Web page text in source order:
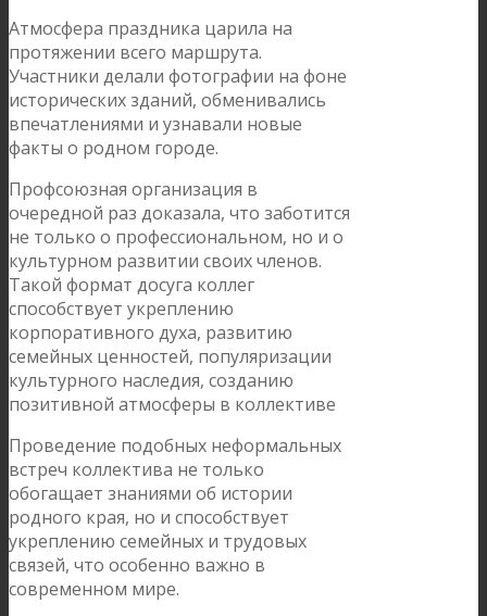
Атмосфера праздника царила на
протяжении всего маршрута.
Участники делали фотографии на фоне
исторических зданий, обменивались
впечатлениями и узнавали новые
факты о родном городе.
Профсоюзная организация в
очередной раз доказала, что заботится
не только о профессиональном, но и о
культурном развитии своих членов.
Такой формат досуга коллег
способствует укреплению
корпоративного духа, развитию
семейных ценностей, популяризации
культурного наследия, созданию
позитивной атмосферы в коллективе
Проведение подобных неформальных
встреч коллектива не только
обогащает знаниями об истории
родного края, но и способствует
укреплению семейных и трудовых
связей, что особенно важно в
современном мире.